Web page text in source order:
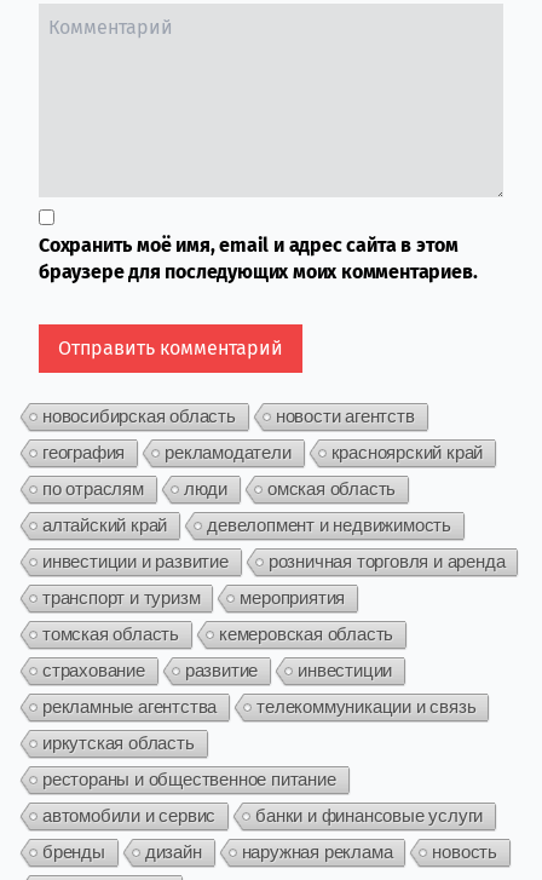
Сохранить моё имя, email и адрес сайта в этом
браузере для последующих моих комментариев.
новосибирская область
новости агентств
география
рекламодатели
красноярский край
по отраслям
люди
омская область
алтайский край
девелопмент и недвижимость
инвестиции и развитие
розничная торговля и аренда
транспорт и туризм
мероприятия
томская область
кемеровская область
страхование
развитие
инвестиции
рекламные агентства
телекоммуникации и связь
иркутская область
рестораны и общественное питание
автомобили и сервис
банки и финансовые услуги
бренды
дизайн наружная реклама
новость